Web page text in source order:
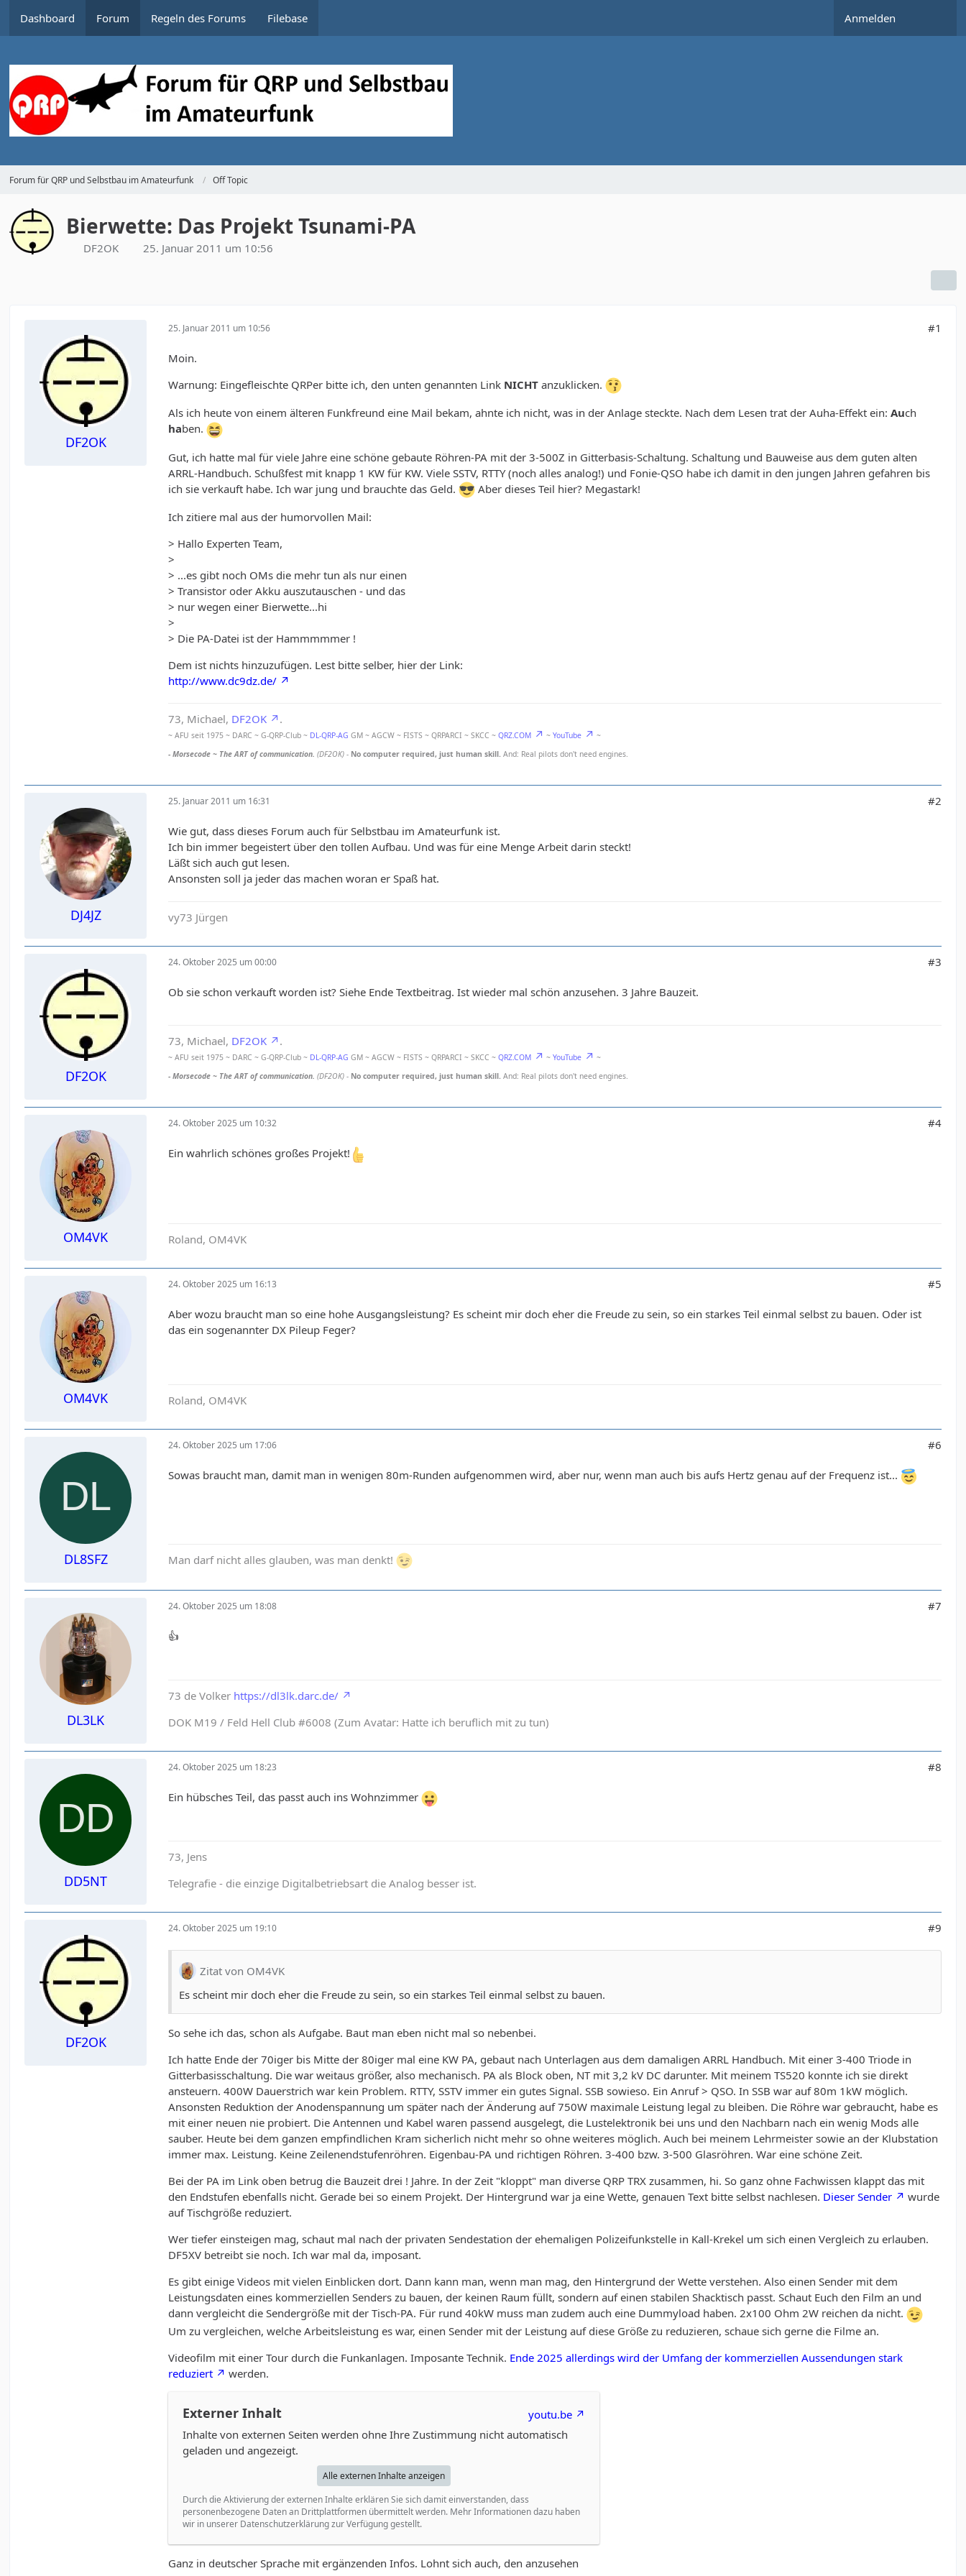
Dashboard Forum Regeln des Forums Filebase Anmelden
Forum für QRP und Selbstbau im Amateurfunk Off Topic
Bierwette: Das Projekt Tsunami-PA
DF2OK 25. Januar 2011 um 10:56
DF2OK
25. Januar 2011 um 10:56 #1
Moin.
Warnung: Eingefleischte QRPer bitte ich, den unten genannten Link NICHT anzuklicken.
Als ich heute von einem älteren Funkfreund eine Mail bekam, ahnte ich nicht, was in der Anlage steckte. Nach dem Lesen trat der Auha-Effekt ein:Auch
haben.
Gut, ich hatte mal für viele Jahre eine schöne gebaute Röhren-PA mit der 3-500Z in Gitterbasis-Schaltung. Schaltung und Bauweise aus dem guten alten
ARRL-Handbuch. Schußfest mit knapp 1 KW für KW. Viele SSTV, RTTY (noch alles analog!) und Fonie-QSO habe ich damit in den jungen Jahren gefahren bis
ich sie verkauft habe. Ich war jung und brauchte das Geld.
Aber dieses Teil hier? Megastark!
Ich zitiere mal aus der humorvollen Mail:
> Hallo Experten Team,
>
> ...es gibt noch OMs die mehr tun als nur einen
> Transistor oder Akku auszutauschen - und das
> nur wegen einer Bierwette...hi
>
> Die PA-Datei ist der Hammmmmer !
Dem ist nichts hinzuzufügen. Lest bitte selber, hier der Link:
http://www.dc9dz.de/
73, Michael, DF2OK .
~ AFU seit 1975 ~ DARC ~ G-QRP-Club ~ DL-QRP-AG GM ~ AGCW ~ FISTS ~ QRPARCI ~ SKCC ~QRZ.COM ~YouTube
~
- Morsecode ~ The ART of communication.(DF2OK) - No computer required, just human skill. And: Real pilots don't need engines.
DJ4JZ
25. Januar 2011 um 16:31 #2
Wie gut, dass dieses Forum auch für Selbstbau im Amateurfunk ist.
Ich bin immer begeistert über den tollen Aufbau. Und was für eine Menge Arbeit darin steckt!
Läßt sich auch gut lesen.
Ansonsten soll ja jeder das machen woran er Spaß hat.
vy73 Jürgen
DF2OK
24. Oktober 2025 um 00:00 #3
Ob sie schon verkauft worden ist? Siehe Ende Textbeitrag. Ist wieder mal schön anzusehen. 3 Jahre Bauzeit.
73, Michael, DF2OK .
~ AFU seit 1975 ~ DARC ~ G-QRP-Club ~ DL-QRP-AG GM ~ AGCW ~ FISTS ~ QRPARCI ~ SKCC ~QRZ.COM ~YouTube
~
- Morsecode ~ The ART of communication.(DF2OK) - No computer required, just human skill. And: Real pilots don't need engines.
OM4VK
24. Oktober 2025 um 10:32 #4
Ein wahrlich schönes großes Projekt!
Roland, OM4VK
OM4VK
24. Oktober 2025 um 16:13 #5
Aber wozu braucht man so eine hohe Ausgangsleistung? Es scheint mir doch eher die Freude zu sein, so ein starkes Teil einmal selbst zu bauen. Oder ist
das ein sogenannter DX Pileup Feger?
Roland, OM4VK
DL8SFZ
24. Oktober 2025 um 17:06 #6
Sowas braucht man, damit man in wenigen 80m-Runden aufgenommen wird, aber nur, wenn man auch bis aufs Hertz genau auf der Frequenz ist...
Man darf nicht alles glauben, was man denkt!
DL3LK
24. Oktober 2025 um 18:08 #7
👍
73 de Volker https://dl3lk.darc.de/
DOK M19 / Feld Hell Club #6008 (Zum Avatar: Hatte ich beruflich mit zu tun)
DD5NT
24. Oktober 2025 um 18:23 #8
Ein hübsches Teil, das passt auch ins Wohnzimmer
73, Jens
Telegrafie - die einzige Digitalbetriebsart die Analog besser ist.
DF2OK
24. Oktober 2025 um 19:10 #9
Zitat von OM4VK
Es scheint mir doch eher die Freude zu sein, so ein starkes Teil einmal selbst zu bauen.
So sehe ich das, schon als Aufgabe. Baut man eben nicht mal so nebenbei.
Ich hatte Ende der 70iger bis Mitte der 80iger mal eine KW PA, gebaut nach Unterlagen aus dem damaligen ARRL Handbuch. Mit einer 3-400 Triode in
Gitterbasisschaltung. Die war weitaus größer, also mechanisch. PA als Block oben, NT mit 3,2 kV DC darunter. Mit meinem TS520 konnte ich sie direkt
ansteuern. 400W Dauerstrich war kein Problem. RTTY, SSTV immer ein gutes Signal. SSB sowieso. Ein Anruf > QSO. In SSB war auf 80m 1kW möglich.
Ansonsten Reduktion der Anodenspannung um später nach der Änderung auf 750W maximale Leistung legal zu bleiben. Die Röhre war gebraucht, habe es
mit einer neuen nie probiert. Die Antennen und Kabel waren passend ausgelegt, die Lustelektronik bei uns und den Nachbarn nach ein wenig Mods alle
sauber. Heute bei dem ganzen empfindlichen Kram sicherlich nicht mehr so ohne weiteres möglich. Auch bei meinem Lehrmeister sowie an der Klubstation
immer max. Leistung. Keine Zeilenendstufenröhren. Eigenbau-PA und richtigen Röhren. 3-400 bzw. 3-500 Glasröhren. War eine schöne Zeit.
Bei der PA im Link oben betrug die Bauzeit drei ! Jahre. In der Zeit "kloppt" man diverse QRP TRX zusammen, hi. So ganz ohne Fachwissen klappt das mit
den Endstufen ebenfalls nicht. Gerade bei so einem Projekt. Der Hintergrund war ja eine Wette, genauen Text bitte selbst nachlesen. Dieser Sender
wurde
auf Tischgröße reduziert.
Wer tiefer einsteigen mag, schaut mal nach der privaten Sendestation der ehemaligen Polizeifunkstelle in Kall-Krekel um sich einen Vergleich zu erlauben.
DF5XV betreibt sie noch. Ich war mal da, imposant.
Es gibt einige Videos mit vielen Einblicken dort. Dann kann man, wenn man mag, den Hintergrund der Wette verstehen. Also einen Sender mit dem
Leistungsdaten eines kommerziellen Senders zu bauen, der keinen Raum füllt, sondern auf einen stabilen Shacktisch passt. Schaut Euch den Film an und
dann vergleicht die Sendergröße mit der Tisch-PA. Für rund 40kW muss man zudem auch eine Dummyload haben. 2x100 Ohm 2W reichen da nicht.
Um zu vergleichen, welche Arbeitsleistung es war, einen Sender mit der Leistung auf diese Größe zu reduzieren, schaue sich gerne die Filme an.
Videofilm mit einer Tour durch die Funkanlagen. Imposante Technik. Ende 2025 allerdings wird der Umfang der kommerziellen Aussendungen stark
reduziert
werden.
Externer Inhalt
youtu.be
Inhalte von externen Seiten werden ohne Ihre Zustimmung nicht automatisch
geladen und angezeigt.
Alle externen Inhalte anzeigen
Durch die Aktivierung der externen Inhalte erklären Sie sich damit einverstanden, dass
personenbezogene Daten an Drittplattformen übermittelt werden. Mehr Informationen dazu haben
wir in unserer Datenschutzerklärung zur Verfügung gestellt.
Ganz in deutscher Sprache mit ergänzenden Infos. Lohnt sich auch, den anzusehen